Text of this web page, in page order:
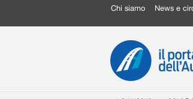
Chi siamo News e